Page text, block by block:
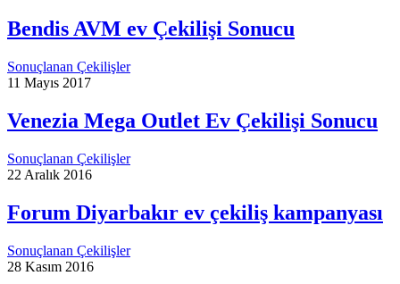
Bendis AVM ev Çekilişi Sonucu
Sonuçlanan Çekilişler
11 Mayıs 2017
Venezia Mega Outlet Ev Çekilişi Sonucu
Sonuçlanan Çekilişler
22 Aralık 2016
Forum Diyarbakır ev çekiliş kampanyası
Sonuçlanan Çekilişler
28 Kasım 2016